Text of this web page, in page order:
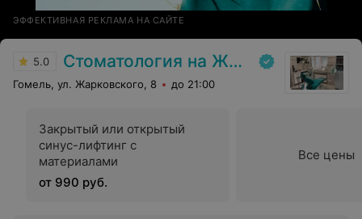
ЭФФЕКТИВНАЯ РЕКЛАМА НА САЙТЕ
5.0 Стоматология на Жарковского
Гомель, ул. Жарковского, 8 до 21:00
Закрытый или открытый
синус-лифтинг с
материалами
от 990 руб.
Все цены